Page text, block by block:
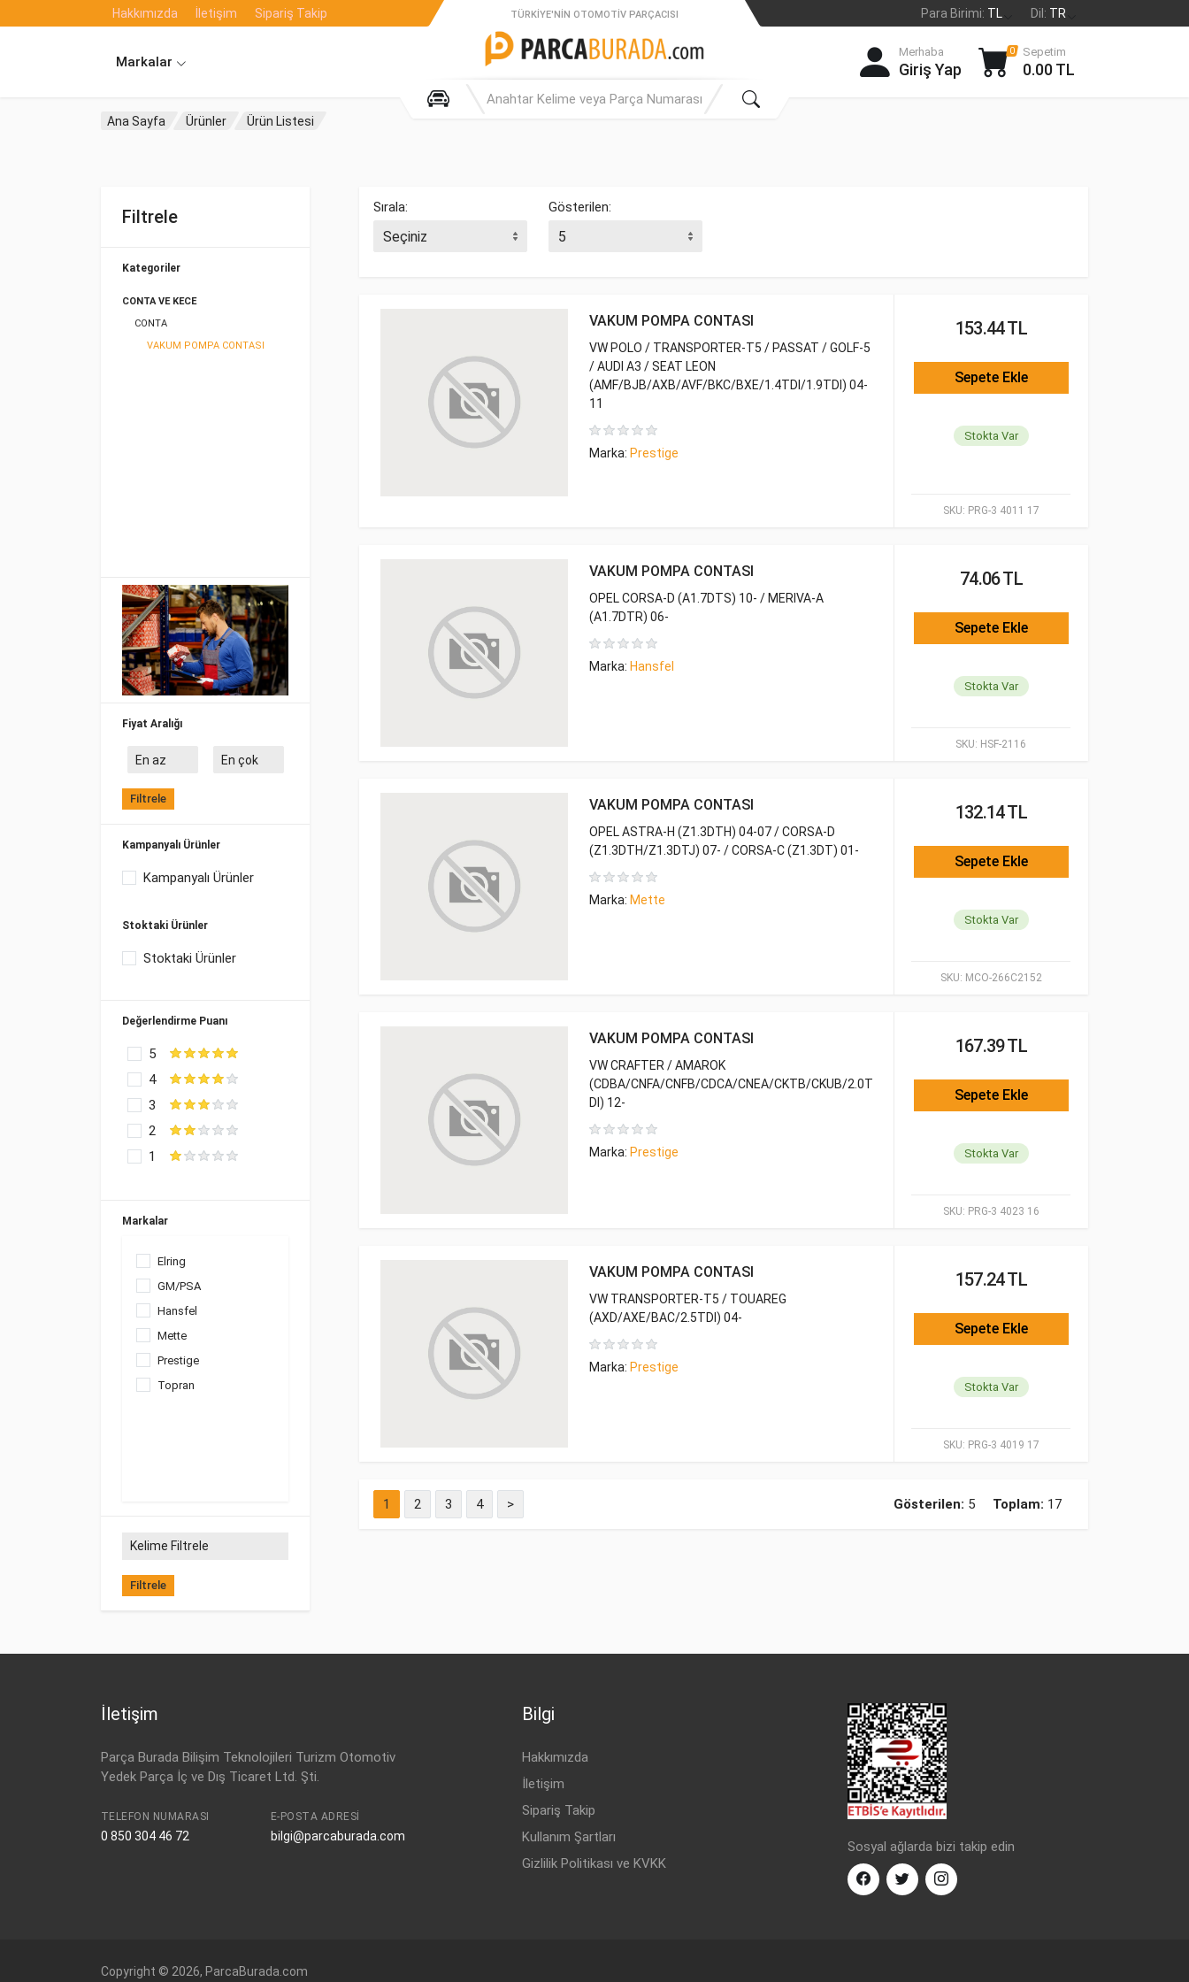
Hakkımızda İletişim Sipariş Takip Para Birimi: TL Dil: TR
Markalar
TÜRKIYE'NIN OTOMOTIV PARÇACISI
Merhaba
Giriş Yap
0 Sepetim
0.00 TL
Ana Sayfa Ürünler Ürün Listesi
Filtrele
Kategoriler
CONTA VE KECE
CONTA
VAKUM POMPA CONTASI
Fiyat Aralığı
Filtrele
Kampanyalı Ürünler
Kampanyalı Ürünler
Stoktaki Ürünler
Stoktaki Ürünler
Değerlendirme Puanı
5
4
3
2
1
Markalar
Elring
GM/PSA
Hansfel
Mette
Prestige
Topran
Filtrele
Sırala: Gösterilen:
SKU: PRG-3 4011 17
VAKUM POMPA CONTASI
VW POLO / TRANSPORTER-T5 / PASSAT / GOLF-5
/ AUDI A3 / SEAT LEON
(AMF/BJB/AXB/AVF/BKC/BXE/1.4TDI/1.9TDI) 04-
11
Marka: Prestige
153.44 TL
Sepete Ekle
Stokta Var
SKU: HSF-2116
VAKUM POMPA CONTASI
OPEL CORSA-D (A1.7DTS) 10- / MERIVA-A
(A1.7DTR) 06-
Marka: Hansfel
74.06 TL
Sepete Ekle
Stokta Var
SKU: MCO-266C2152
VAKUM POMPA CONTASI
OPEL ASTRA-H (Z1.3DTH) 04-07 / CORSA-D
(Z1.3DTH/Z1.3DTJ) 07- / CORSA-C (Z1.3DT) 01-
Marka: Mette
132.14 TL
Sepete Ekle
Stokta Var
SKU: PRG-3 4023 16
VAKUM POMPA CONTASI
VW CRAFTER / AMAROK
(CDBA/CNFA/CNFB/CDCA/CNEA/CKTB/CKUB/2.0T
DI) 12-
Marka: Prestige
167.39 TL
Sepete Ekle
Stokta Var
SKU: PRG-3 4019 17
VAKUM POMPA CONTASI
VW TRANSPORTER-T5 / TOUAREG
(AXD/AXE/BAC/2.5TDI) 04-
Marka: Prestige
157.24 TL
Sepete Ekle
Stokta Var
1 2 3 4 > Gösterilen: 5 Toplam: 17
İletişim
Parça Burada Bilişim Teknolojileri Turizm Otomotiv
Yedek Parça İç ve Dış Ticaret Ltd. Şti.
TELEFON NUMARASI
0 850 304 46 72
E-POSTA ADRESI
bilgi@parcaburada.com
Bilgi
Hakkımızda
İletişim
Sipariş Takip
Kullanım Şartları
Gizlilik Politikası ve KVKK
Sosyal ağlarda bizi takip edin
Copyright © 2026, ParcaBurada.com